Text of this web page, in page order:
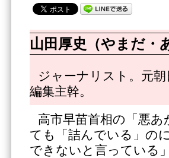
山田厚史（やまだ・
ジャーナリスト。元
編集主幹。
高市早苗首相の「悪
ても「詰んでいる」の
できないと言っている